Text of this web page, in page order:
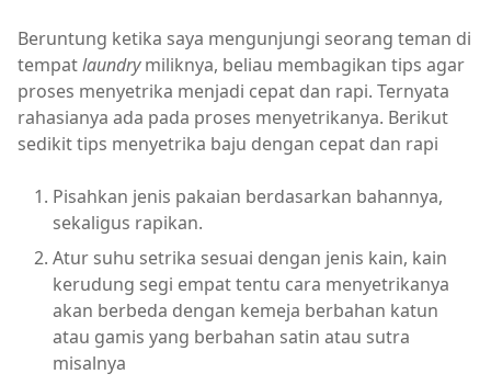
Beruntung ketika saya mengunjungi seorang teman di
tempatlaundrymiliknya, beliau membagikan tips agar
proses menyetrika menjadi cepat dan rapi. Ternyata
rahasianya ada pada proses menyetrikanya. Berikut
sedikit tips menyetrika baju dengan cepat dan rapi
Pisahkan jenis pakaian berdasarkan bahannya,
sekaligus rapikan.
Atur suhu setrika sesuai dengan jenis kain, kain
kerudung segi empat tentu cara menyetrikanya
akan berbeda dengan kemeja berbahan katun
atau gamis yang berbahan satin atau sutra
misalnya